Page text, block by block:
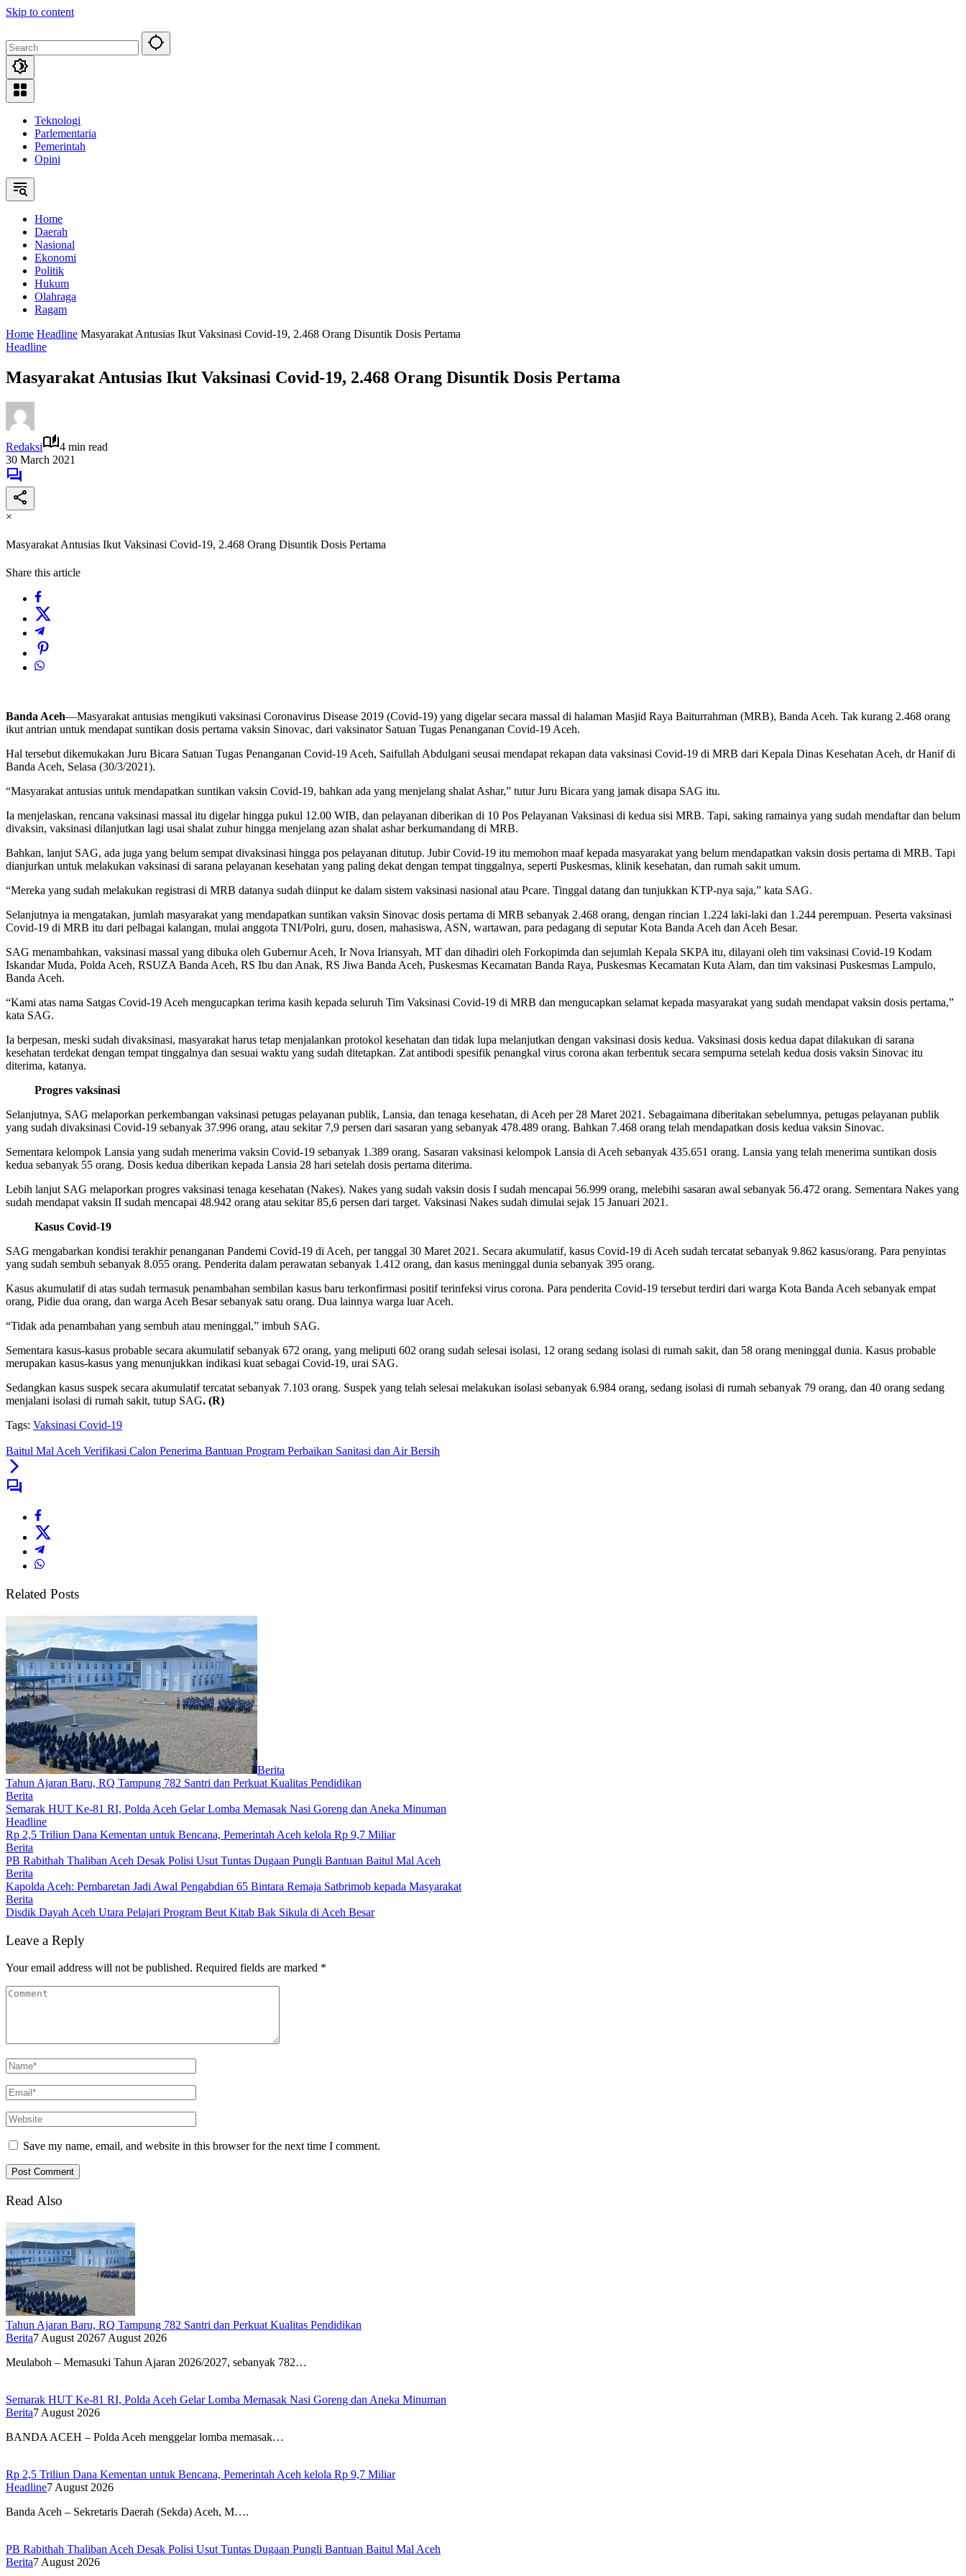
Skip to content
Teknologi
Parlementaria
Pemerintah
Opini
Home
Daerah
Nasional
Ekonomi
Politik
Hukum
Olahraga
Ragam
Home Headline Masyarakat Antusias Ikut Vaksinasi Covid-19, 2.468 Orang Disuntik Dosis Pertama
Headline
Masyarakat Antusias Ikut Vaksinasi Covid-19, 2.468 Orang Disuntik Dosis Pertama
Redaksi
4 min read
30 March 2021
×
Masyarakat Antusias Ikut Vaksinasi Covid-19, 2.468 Orang Disuntik Dosis Pertama
Share this article
Banda Aceh—Masyarakat antusias mengikuti vaksinasi Coronavirus Disease 2019 (Covid-19) yang digelar secara massal di halaman Masjid Raya Baiturrahman (MRB), Banda Aceh. Tak kurang 2.468 orang
ikut antrian untuk mendapat suntikan dosis pertama vaksin Sinovac, dari vaksinator Satuan Tugas Penanganan Covid-19 Aceh.
Hal tersebut dikemukakan Juru Bicara Satuan Tugas Penanganan Covid-19 Aceh, Saifullah Abdulgani seusai mendapat rekapan data vaksinasi Covid-19 di MRB dari Kepala Dinas Kesehatan Aceh, dr Hanif di
Banda Aceh, Selasa (30/3/2021).
“Masyarakat antusias untuk mendapatkan suntikan vaksin Covid-19, bahkan ada yang menjelang shalat Ashar,” tutur Juru Bicara yang jamak disapa SAG itu.
Ia menjelaskan, rencana vaksinasi massal itu digelar hingga pukul 12.00 WIB, dan pelayanan diberikan di 10 Pos Pelayanan Vaksinasi di kedua sisi MRB. Tapi, saking ramainya yang sudah mendaftar dan belum
divaksin, vaksinasi dilanjutkan lagi usai shalat zuhur hingga menjelang azan shalat ashar berkumandang di MRB.
Bahkan, lanjut SAG, ada juga yang belum sempat divaksinasi hingga pos pelayanan ditutup. Jubir Covid-19 itu memohon maaf kepada masyarakat yang belum mendapatkan vaksin dosis pertama di MRB. Tapi
dianjurkan untuk melakukan vaksinasi di sarana pelayanan kesehatan yang paling dekat dengan tempat tinggalnya, seperti Puskesmas, klinik kesehatan, dan rumah sakit umum.
“Mereka yang sudah melakukan registrasi di MRB datanya sudah diinput ke dalam sistem vaksinasi nasional atau Pcare. Tinggal datang dan tunjukkan KTP-nya saja,” kata SAG.
Selanjutnya ia mengatakan, jumlah masyarakat yang mendapatkan suntikan vaksin Sinovac dosis pertama di MRB sebanyak 2.468 orang, dengan rincian 1.224 laki-laki dan 1.244 perempuan. Peserta vaksinasi
Covid-19 di MRB itu dari pelbagai kalangan, mulai anggota TNI/Polri, guru, dosen, mahasiswa, ASN, wartawan, para pedagang di seputar Kota Banda Aceh dan Aceh Besar.
SAG menambahkan, vaksinasi massal yang dibuka oleh Gubernur Aceh, Ir Nova Iriansyah, MT dan dihadiri oleh Forkopimda dan sejumlah Kepala SKPA itu, dilayani oleh tim vaksinasi Covid-19 Kodam
Iskandar Muda, Polda Aceh, RSUZA Banda Aceh, RS Ibu dan Anak, RS Jiwa Banda Aceh, Puskesmas Kecamatan Banda Raya, Puskesmas Kecamatan Kuta Alam, dan tim vaksinasi Puskesmas Lampulo,
Banda Aceh.
“Kami atas nama Satgas Covid-19 Aceh mengucapkan terima kasih kepada seluruh Tim Vaksinasi Covid-19 di MRB dan mengucapkan selamat kepada masyarakat yang sudah mendapat vaksin dosis pertama,”
kata SAG.
Ia berpesan, meski sudah divaksinasi, masyarakat harus tetap menjalankan protokol kesehatan dan tidak lupa melanjutkan dengan vaksinasi dosis kedua. Vaksinasi dosis kedua dapat dilakukan di sarana
kesehatan terdekat dengan tempat tinggalnya dan sesuai waktu yang sudah ditetapkan. Zat antibodi spesifik penangkal virus corona akan terbentuk secara sempurna setelah kedua dosis vaksin Sinovac itu
diterima, katanya.
Progres vaksinasi
Selanjutnya, SAG melaporkan perkembangan vaksinasi petugas pelayanan publik, Lansia, dan tenaga kesehatan, di Aceh per 28 Maret 2021. Sebagaimana diberitakan sebelumnya, petugas pelayanan publik
yang sudah divaksinasi Covid-19 sebanyak 37.996 orang, atau sekitar 7,9 persen dari sasaran yang sebanyak 478.489 orang. Bahkan 7.468 orang telah mendapatkan dosis kedua vaksin Sinovac.
Sementara kelompok Lansia yang sudah menerima vaksin Covid-19 sebanyak 1.389 orang. Sasaran vaksinasi kelompok Lansia di Aceh sebanyak 435.651 orang. Lansia yang telah menerima suntikan dosis
kedua sebanyak 55 orang. Dosis kedua diberikan kepada Lansia 28 hari setelah dosis pertama diterima.
Lebih lanjut SAG melaporkan progres vaksinasi tenaga kesehatan (Nakes). Nakes yang sudah vaksin dosis I sudah mencapai 56.999 orang, melebihi sasaran awal sebanyak 56.472 orang. Sementara Nakes yang
sudah mendapat vaksin II sudah mencapai 48.942 orang atau sekitar 85,6 persen dari target. Vaksinasi Nakes sudah dimulai sejak 15 Januari 2021.
Kasus Covid-19
SAG mengabarkan kondisi terakhir penanganan Pandemi Covid-19 di Aceh, per tanggal 30 Maret 2021. Secara akumulatif, kasus Covid-19 di Aceh sudah tercatat sebanyak 9.862 kasus/orang. Para penyintas
yang sudah sembuh sebanyak 8.055 orang. Penderita dalam perawatan sebanyak 1.412 orang, dan kasus meninggal dunia sebanyak 395 orang.
Kasus akumulatif di atas sudah termasuk penambahan sembilan kasus baru terkonfirmasi positif terinfeksi virus corona. Para penderita Covid-19 tersebut terdiri dari warga Kota Banda Aceh sebanyak empat
orang, Pidie dua orang, dan warga Aceh Besar sebanyak satu orang. Dua lainnya warga luar Aceh.
“Tidak ada penambahan yang sembuh atau meninggal,” imbuh SAG.
Sementara kasus-kasus probable secara akumulatif sebanyak 672 orang, yang meliputi 602 orang sudah selesai isolasi, 12 orang sedang isolasi di rumah sakit, dan 58 orang meninggal dunia. Kasus probable
merupakan kasus-kasus yang menunjukkan indikasi kuat sebagai Covid-19, urai SAG.
Sedangkan kasus suspek secara akumulatif tercatat sebanyak 7.103 orang. Suspek yang telah selesai melakukan isolasi sebanyak 6.984 orang, sedang isolasi di rumah sebanyak 79 orang, dan 40 orang sedang
menjalani isolasi di rumah sakit, tutup SAG. (R)
Tags: Vaksinasi Covid-19
Baitul Mal Aceh Verifikasi Calon Penerima Bantuan Program Perbaikan Sanitasi dan Air Bersih
Related Posts
Berita
Tahun Ajaran Baru, RQ Tampung 782 Santri dan Perkuat Kualitas Pendidikan
Berita
Semarak HUT Ke-81 RI, Polda Aceh Gelar Lomba Memasak Nasi Goreng dan Aneka Minuman
Headline
Rp 2,5 Triliun Dana Kementan untuk Bencana, Pemerintah Aceh kelola Rp 9,7 Miliar
Berita
PB Rabithah Thaliban Aceh Desak Polisi Usut Tuntas Dugaan Pungli Bantuan Baitul Mal Aceh
Berita
Kapolda Aceh: Pembaretan Jadi Awal Pengabdian 65 Bintara Remaja Satbrimob kepada Masyarakat
Berita
Disdik Dayah Aceh Utara Pelajari Program Beut Kitab Bak Sikula di Aceh Besar
Leave a Reply
Your email address will not be published. Required fields are marked *
Save my name, email, and website in this browser for the next time I comment.
Read Also
Tahun Ajaran Baru, RQ Tampung 782 Santri dan Perkuat Kualitas Pendidikan
Berita7 August 20267 August 2026
Meulaboh – Memasuki Tahun Ajaran 2026/2027, sebanyak 782…
Semarak HUT Ke-81 RI, Polda Aceh Gelar Lomba Memasak Nasi Goreng dan Aneka Minuman
Berita7 August 2026
BANDA ACEH – Polda Aceh menggelar lomba memasak…
Rp 2,5 Triliun Dana Kementan untuk Bencana, Pemerintah Aceh kelola Rp 9,7 Miliar
Headline7 August 2026
Banda Aceh – Sekretaris Daerah (Sekda) Aceh, M….
PB Rabithah Thaliban Aceh Desak Polisi Usut Tuntas Dugaan Pungli Bantuan Baitul Mal Aceh
Berita7 August 2026